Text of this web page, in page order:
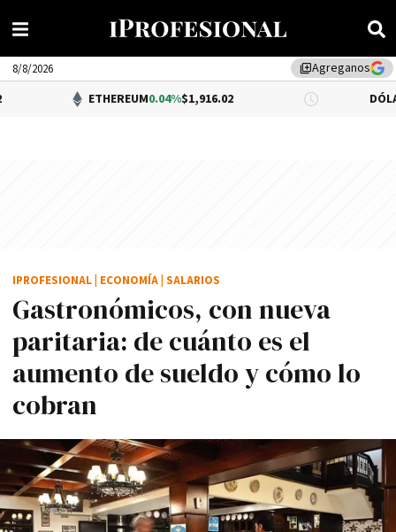
library_addAgreganos
8/8/2026
ETHEREUM0.04%$1,916.02 DÓLAR BNA
Gastronómicos, con nueva
paritaria: de cuánto es el
aumento de sueldo y cómo lo
cobran
IPROFESIONAL ECONOMÍA SALARIOS